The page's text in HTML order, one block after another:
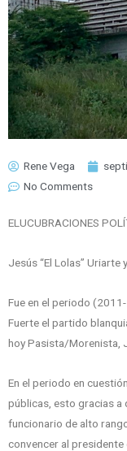
Rene Vega
No Comments
ELUCUBRACIONES
Jesús “El Lolas” Uriarte
Fue en el periodo
Fuerte el partido
hoy Pasista/Morenista,
En el periodo en
públicas, esto gracias a
funcionario de alto
convencer al presidente